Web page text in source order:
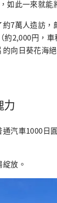
如此一來就能
7萬人造訪
2,000円，
向日葵花海
力
汽車1000日
放。